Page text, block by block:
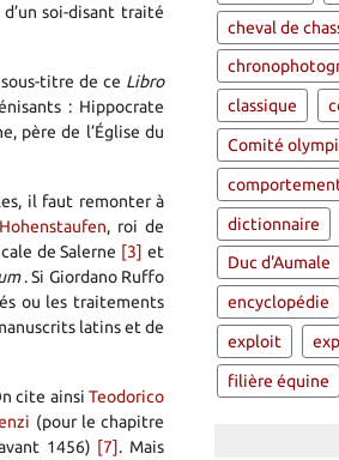
soi-disant traité
titre de ce Libro
: Hippocrate
père de l’Église du
il faut remonter à
, roi de
de Salerne [3]et
. Si Giordano Ruffo
ou les traitements
latins et de
cite ainsi Teodorico
(pour le chapitre
1456) [7] . Mais
cheval de
classique
Comité
dictionnaire
Duc d'Aumale
encyclopédie
exploit
filière équine